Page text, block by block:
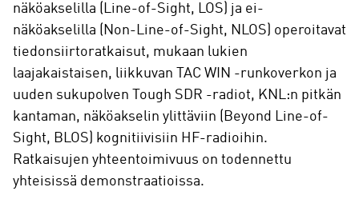
näköakselilla (Line-of-Sight, LOS) ja ei-
näköakselilla (Non-Line-of-Sight, NLOS) operoitavat
tiedonsiirtoratkaisut, mukaan lukien
laajakaistaisen, liikkuvan TAC WIN -runkoverkon ja
uuden sukupolven Tough SDR -radiot, KNL:n pitkän
kantaman, näköakselin ylittäviin (Beyond Line-of-
Sight, BLOS) kognitiivisiin HF-radioihin.
Ratkaisujen yhteentoimivuus on todennettu
yhteisissä demonstraatioissa.